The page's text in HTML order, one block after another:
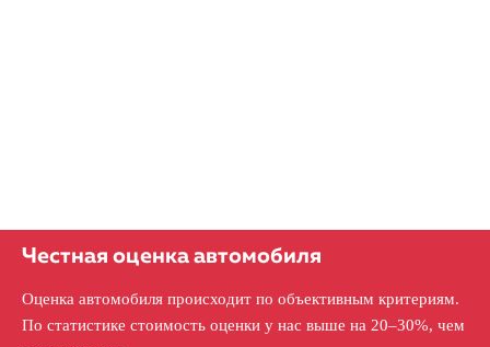
Честная оценка автомобиля
Оценка автомобиля происходит по объективным критериям.
По статистике стоимость оценки у нас выше на 20–30%, чем